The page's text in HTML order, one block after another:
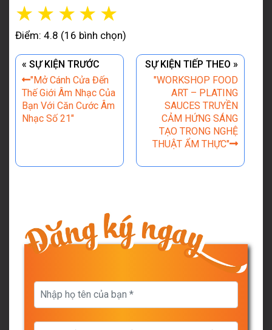
☆
☆
☆
☆
☆
Điểm: 4.8 (16 bình chọn)
« SỰ KIỆN TRƯỚC
"Mở Cánh Cửa Đến
Thế Giới Âm Nhạc Của
Bạn Với Căn Cước Âm
Nhạc Số 21"
SỰ KIỆN TIẾP THEO »
"WORKSHOP FOOD
ART – PLATING
SAUCES TRUYỀN
CẢM HỨNG SÁNG
TẠO TRONG NGHỆ
THUẬT ẨM THỰC"